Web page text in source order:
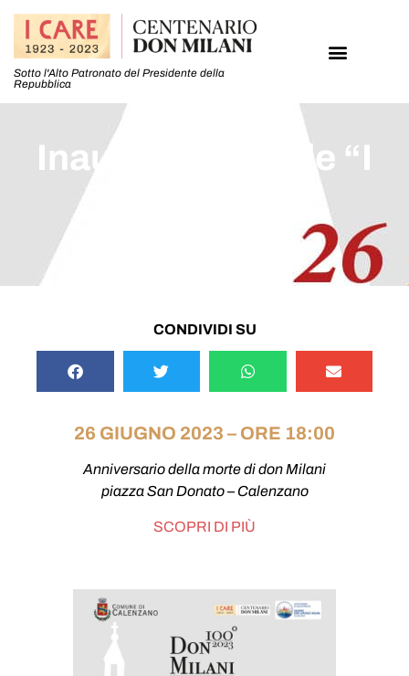
Sotto l'Alto Patronato del Presidente della
Repubblica
Inaugurazione de “I
CONDIVIDI SU
26 GIUGNO 2023 – ORE 18:00
Anniversario della morte di don Milani
piazza San Donato – Calenzano
SCOPRI DI PIÙ